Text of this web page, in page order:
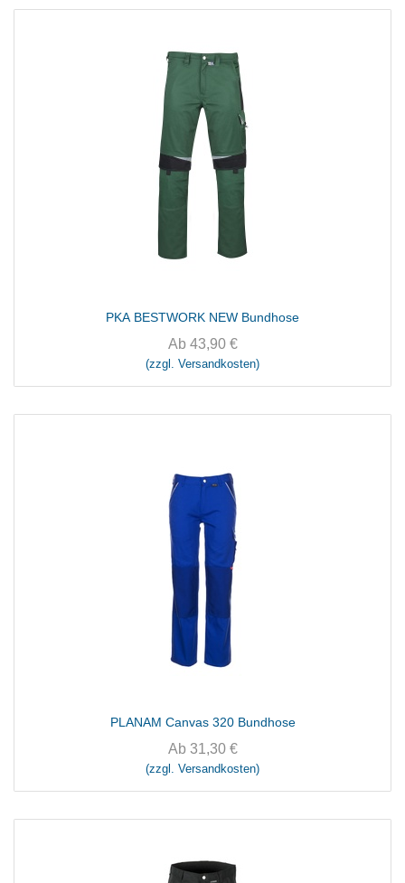
PKA BESTWORK NEW Bundhose
Ab 43,90€
(zzgl. Versandkosten)
PLANAM Canvas 320 Bundhose
Ab 31,30€
(zzgl. Versandkosten)